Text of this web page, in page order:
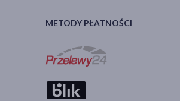
METODY PŁATNOŚCI